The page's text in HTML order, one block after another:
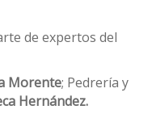
de expertos del
Morente; Pedrería y
Hernández.